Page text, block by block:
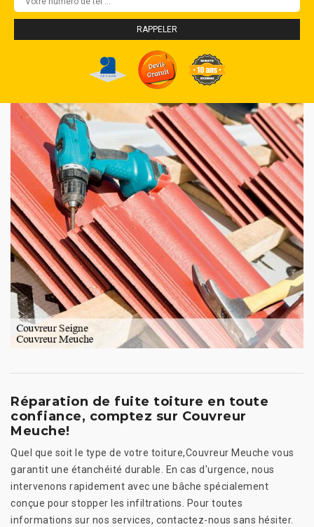
Réparation de fuite toiture en toute
confiance, comptez sur Couvreur
Meuche!
Quel que soit le type de votre toiture,Couvreur Meuche vous
garantit une étanchéité durable. En cas d'urgence, nous
intervenons rapidement avec une bâche spécialement
conçue pour stopper les infiltrations. Pour toutes
informations sur nos services, contactez-nous sans hésiter.